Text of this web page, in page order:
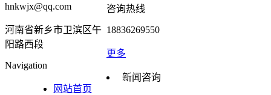
咨询热线
18836269550
更多
新闻咨询
hnkwjx@qq.com
河南省新乡市卫滨区午
阳路西段
Navigation
网站首页